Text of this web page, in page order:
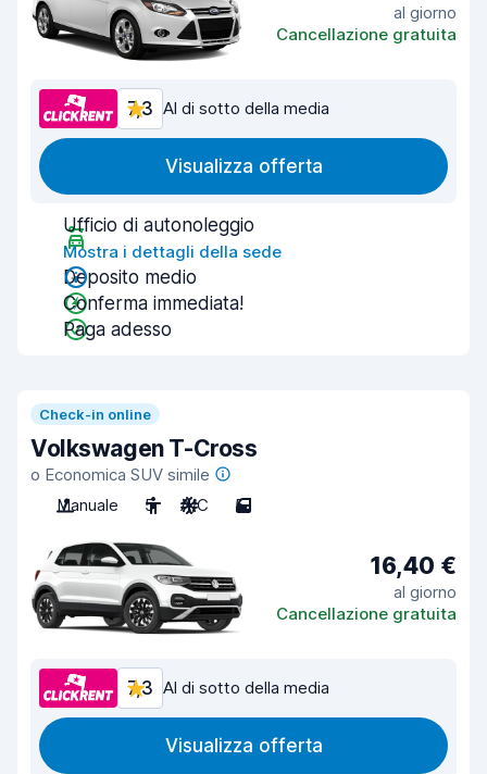
al giorno
Cancellazione gratuita
7,3 Al di sotto della media
Visualizza offerta
Ufficio di autonoleggio
Mostra i dettagli della sede
Deposito medio
Conferma immediata!
Paga adesso
Check-in online
Volkswagen T-Cross
o Economica SUV simile
Manuale
5 A/C 5
16,40 €
al giorno
Cancellazione gratuita
7,3 Al di sotto della media
Visualizza offerta